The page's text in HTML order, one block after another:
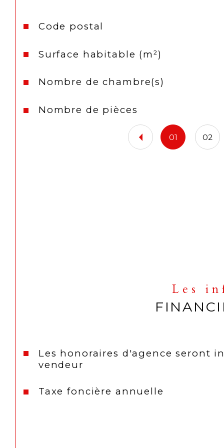
Caractéristiques Valeurs
Code postal
Surface habitable (m²)
Nombre de chambre(s)
Nombre de pièces
01 02
Les
Les honoraires d'agence seront
vendeur
Taxe foncière annuelle